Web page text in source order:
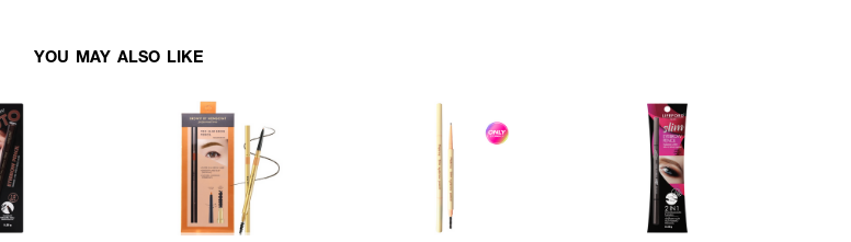
YOU MAY ALSO LIKE